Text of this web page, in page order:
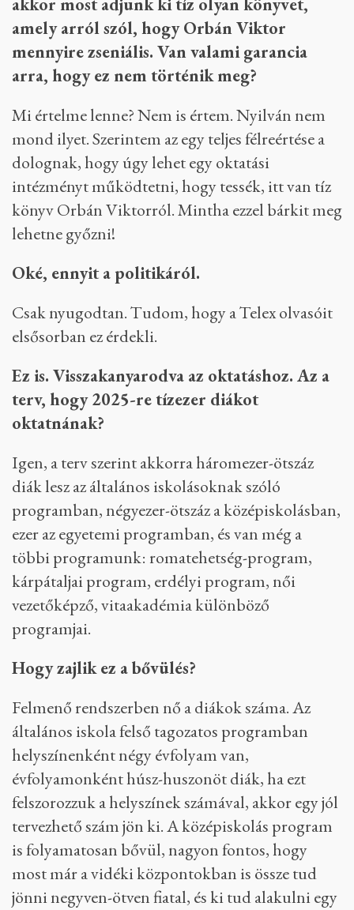
A kormány nem támaszthat elvárásokat az
MCC-nek, hogy milyen könyveket adjanak
ki, milyen oktatókat vegyenek fel?
Ilyennel még nem találkoztam.
Azért vannak összefonódások. Az MCC
kuratóriumát vezető Orbán Balázs például
valószínűleg elég könnyen szólhatna, hogy
akkor most adjunk ki tíz olyan könyvet,
amely arról szól, hogy Orbán Viktor
mennyire zseniális. Van valami garancia
Mi értelme lenne? Nem is értem. Nyilván nem
dolognak, hogy úgy lehet egy oktatási
intézményt működtetni, hogy tessék, itt van tíz
könyv Orbán Viktorról. Mintha ezzel bárkit meg
lehetne győzni!
Oké, ennyit a politikáról.
Csak nyugodtan. Tudom, hogy a Telex olvasóit
elsősorban ez érdekli.
Ez is. Visszakanyarodva az oktatáshoz. Az a
terv, hogy 2025-re tízezer diákot
oktatnának?
Igen, a terv szerint akkorra háromezer-ötszáz
diák lesz az általános iskolásoknak szóló
programban, négyezer-ötszáz a középiskolásban,
ezer az egyetemi programban, és van még a
többi programunk: romatehetség-program,
kárpátaljai program, erdélyi program, női
vezetőképző, vitaakadémia különböző
programjai.
Hogy zajlik ez a bővülés?